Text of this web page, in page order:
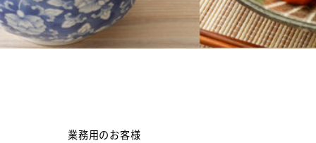
業務用のお客様